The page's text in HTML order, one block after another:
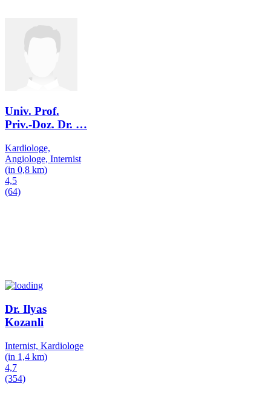
Univ. Prof.
Priv.-Doz. Dr. …
Kardiologe,
Angiologe, Internist
(in 0,8 km)
4,5
(64)
Dr. Ilyas
Kozanli
Internist, Kardiologe
(in 1,4 km)
4,7
(354)